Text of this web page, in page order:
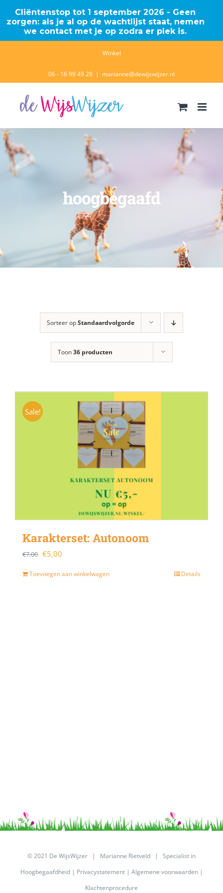
inhoud
Winkel
06 - 16 99 49 28 | marianne@dewijswijzer.nl
hoogbegaafd
Sorteer opStandaardvolgorde
Toon36 producten
Sale!
Karakterset: Autonoom
€7,00 Oorspronkelijke
€5,00
Toevoegen aan winkelwagen Details
© 2021 De WijsWijzer | Marianne Rietveld | Specialist in
Hoogbegaafdheid | Privacystatement| Algemene voorwaarden|
Klachtenprocedure
Cliëntenstop tot 1 september 2026 - Geen
zorgen: als je al op de wachtlijst staat, nemen
we contact met je op zodra er plek is.